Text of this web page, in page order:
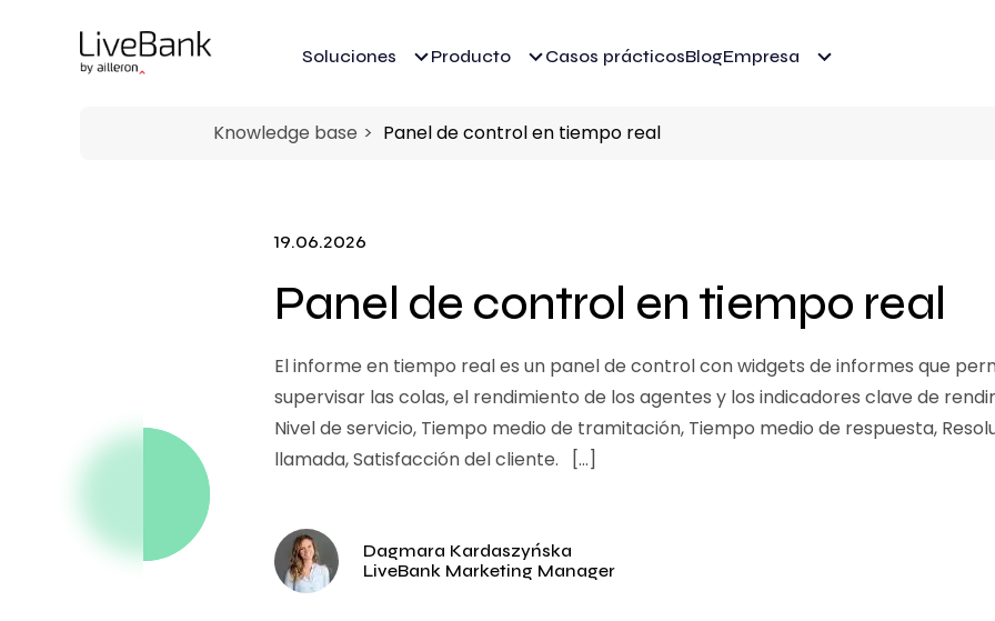
Soluciones Producto Casos prácticosBlogEmpresa
Knowledge base Panel de control en tiempo real
19.06.2026
Panel de control en tiempo real
El informe en tiempo real es un panel de control con widgets de informes que
supervisar las colas, el rendimiento de los agentes y los indicadores clave de
Nivel de servicio, Tiempo medio de tramitación, Tiempo medio de respuesta,
llamada, Satisfacción del cliente. […]
Dagmara Kardaszyńska
LiveBank Marketing Manager